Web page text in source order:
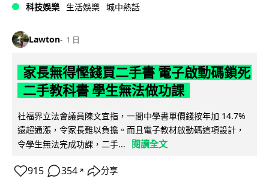
科技娛樂 生活娛樂 城中熱話
Lawton 1 日
家長無得慳錢買二手書 電子啟動碼鎖死
二手教科書 學生無法做功課
社福界立法會議員陳文宜指，一間中學書單價錢按年加 14.7%
遠超通漲，令家長難以負擔。而且電子教材啟動碼這項設計，
令學生無法完成功課，二手...
閱讀全文
915 354 ↗ 分享